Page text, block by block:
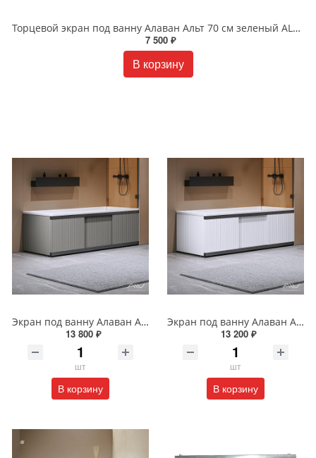
Торцевой экран под ванну Алаван Альт 70 см зеленый ALV0245009
7 500 ₽
В корзину
Экран под ванну Алаван Альт Блэк 170 см серый ALV1203009
13 800 ₽
шт
В корзину
Экран под ванну Алаван Альт Блэк 170 см белый ALV1203006
13 200 ₽
шт
В корзину